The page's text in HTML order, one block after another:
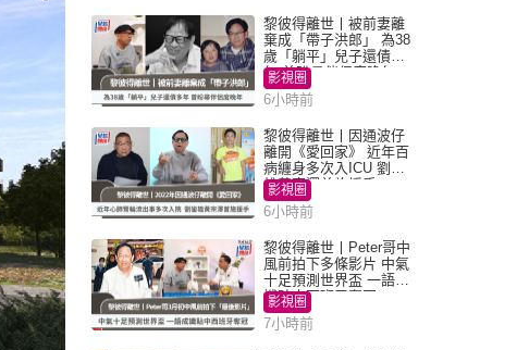
黎彼得離世丨被前妻離
棄成「帶子洪郎」 為38
歲「躺平」兒子還債多
年 曾盼尋伴侶度晚年
影視圈
6小時前
黎彼得離世丨因通波仔
離開《愛回家》 近年百
病纏身多次入ICU 劉鑾
雄黃宗澤曾施援手
影視圈
6小時前
黎彼得離世丨Peter哥中
風前拍下多條影片 中氣
十足預測世界盃 一語成
讖貼中西班牙奪冠
影視圈
7小時前